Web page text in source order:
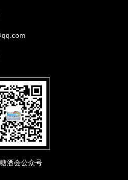
酒会公众号